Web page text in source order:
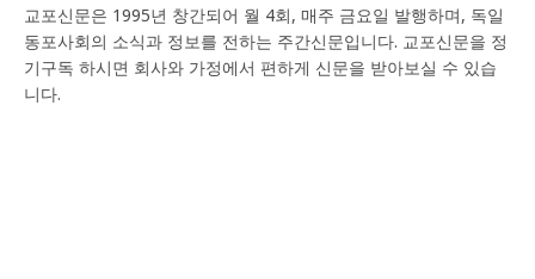
교포신문은 1995년 창간되어 월 4회, 매주 금요일 발행하며, 독일
동포사회의 소식과 정보를 전하는 주간신문입니다. 교포신문을 정
기구독 하시면 회사와 가정에서 편하게 신문을 받아보실 수 있습
니다.